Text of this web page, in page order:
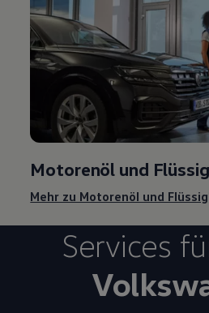
Motorenöl und
Mehr zu Motorenöl und
Services